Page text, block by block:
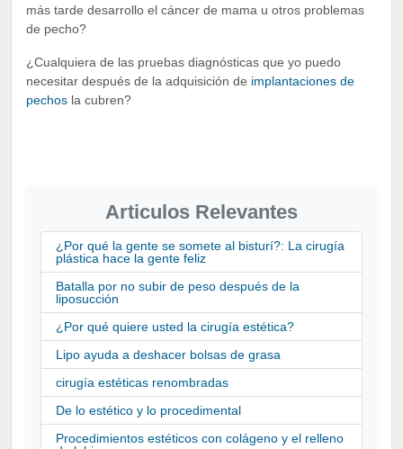
más tarde desarrollo el cáncer de mama u otros problemas
de pecho?
¿Cualquiera de las pruebas diagnósticas que yo puedo
necesitar después de la adquisición de implantaciones de
pechos la cubren?
Articulos Relevantes
¿Por qué la gente se somete al bisturí?: La cirugía
plástica hace la gente feliz
Batalla por no subir de peso después de la
liposucción
¿Por qué quiere usted la cirugía estética?
Lipo ayuda a deshacer bolsas de grasa
cirugía estéticas renombradas
De lo estético y lo procedimental
Procedimientos estéticos con colágeno y el relleno